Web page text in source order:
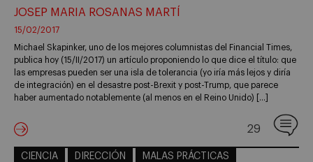
JOSEP MARIA ROSANAS MARTÍ
15/02/2017
Michael Skapinker, uno de los mejores columnistas del Financial Times,
publica hoy (15/II/2017) un artículo proponiendo lo que dice el título: que
las empresas pueden ser una isla de tolerancia (yo iría más lejos y diría
de integración) en el desastre post-Brexit y post-Trump, que parece
haber aumentado notablemente (al menos en el Reino Unido) […]
29
CIENCIA DIRECCIÓN MALAS PRÁCTICAS